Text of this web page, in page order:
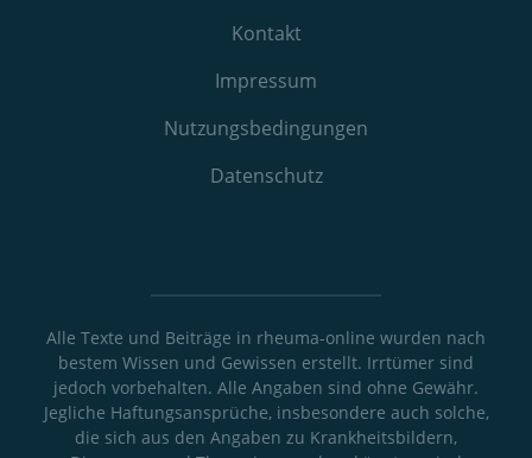
Kontakt
Impressum
Nutzungs­bedingungen
Datenschutz
Alle Texte und Beiträge in rheuma-online wurden nach
bestem Wissen und Gewissen erstellt. Irrtümer sind
jedoch vorbehalten. Alle Angaben sind ohne Gewähr.
Jegliche Haftungsansprüche, insbesondere auch solche,
die sich aus den Angaben zu Krankheitsbildern,